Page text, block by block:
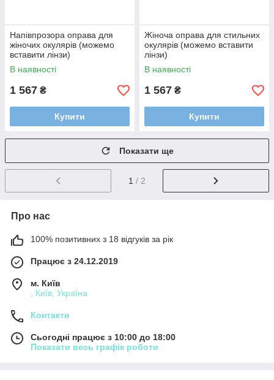
Напівпрозора оправа для
жіночих окулярів (можемо
вставити лінзи)
В наявності
1 567 ₴
Купити
Жіноча оправа для стильних
окулярів (можемо вставити
лінзи)
В наявності
1 567 ₴
Купити
Показати ще
1 / 2
Про нас
100% позитивних з 18 відгуків за рік
Працює з 24.12.2019
м. Київ
, Київ, Україна
Контакти
Сьогодні працює з 10:00 до 18:00
Показати весь графік роботи